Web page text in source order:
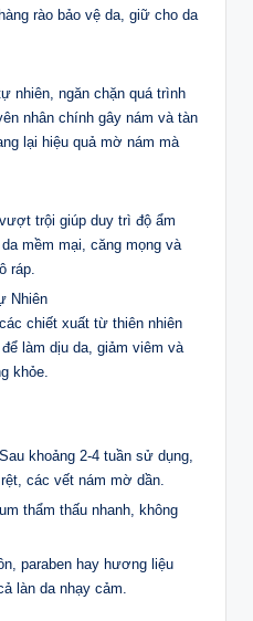
rào bảo vệ da, giữ cho da
nhiên, ngăn chặn quá trình
nhân chính gây nám và tàn
lại hiệu quả mờ nám mà
trội giúp duy trì độ ẩm
mềm mại, căng mọng và
ráp.
Nhiên
chiết xuất từ thiên nhiên
làm dịu da, giảm viêm và
khỏe.
khoảng 2-4 tuần sử dụng,
các vết nám mờ dần.
thẩm thấu nhanh, không
paraben hay hương liệu
làn da nhạy cảm.